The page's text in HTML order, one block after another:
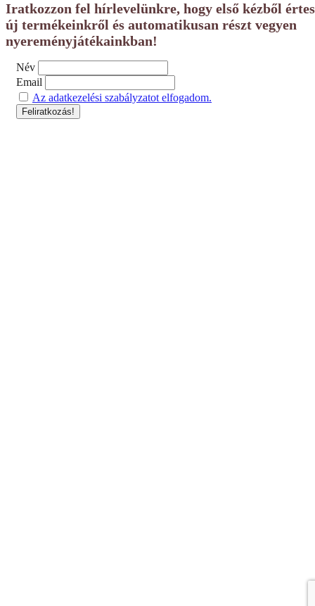
Iratkozzon fel hírlevelünkre, hogy első kézből
új termékeinkről és automatikusan részt vegyen
nyereményjátékainkban!
Név
Email
Az adatkezelési szabályzatot elfogadom.